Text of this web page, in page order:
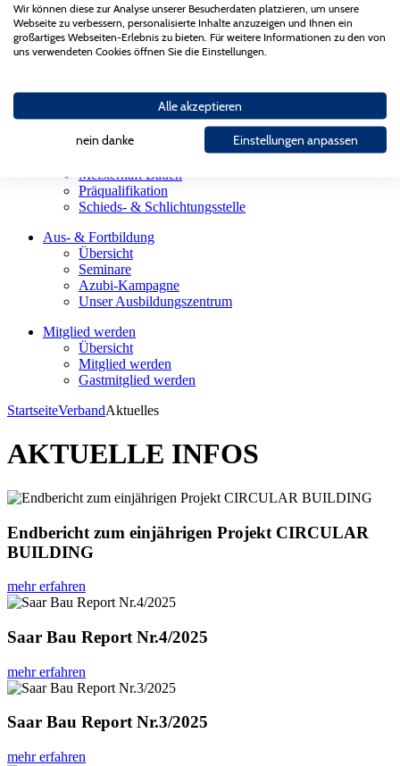
Gastmitglieder
VBS-Verband der Baustoffindustrie
Landesgütegemeinschaft
Firmensuche
Meisterhaft Bauen
Präqualifikation
Schieds- & Schlichtungsstelle
Aus- & Fortbildung
Übersicht
Seminare
Azubi-Kampagne
Unser Ausbildungszentrum
Mitglied werden
Übersicht
Mitglied werden
Gastmitglied werden
StartseiteVerbandAktuelles
AKTUELLE INFOS
Endbericht zum einjährigen Projekt CIRCULAR
BUILDING
mehr erfahren
Saar Bau Report Nr.4/2025
mehr erfahren
Saar Bau Report Nr.3/2025
mehr erfahren
Wir können diese zur Analyse unserer Besucherdaten platzieren, um unsere
Webseite zu verbessern, personalisierte Inhalte anzuzeigen und Ihnen ein
großartiges Webseiten-Erlebnis zu bieten. Für weitere Informationen zu den von
uns verwendeten Cookies öffnen Sie die Einstellungen.
Alle akzeptieren
nein danke Einstellungen anpassen